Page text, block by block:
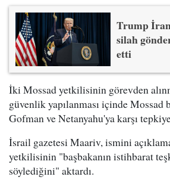
Trump
silah
etti
İki Mossad yetkilisinin görevden
güvenlik yapılanması içinde Mossad
Gofman ve Netanyahu'ya karşı
İsrail gazetesi Maariv, ismini
yetkilisinin "başbakanın istihbarat
söylediğini" aktardı.